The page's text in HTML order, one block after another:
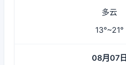
多云
13°~21°
08月07日